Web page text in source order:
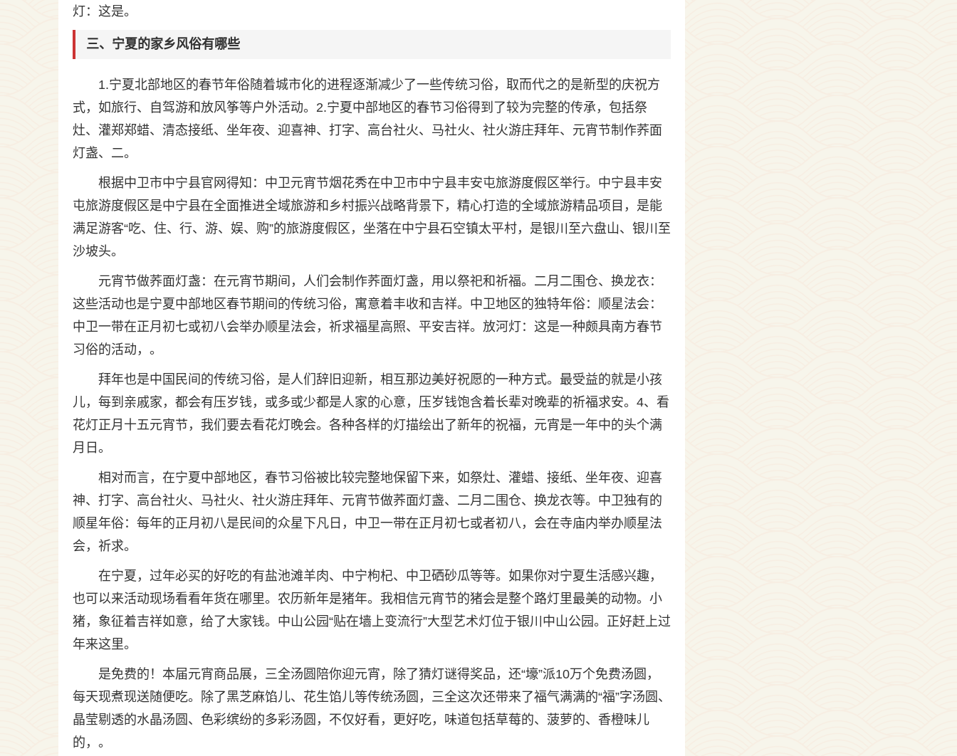
灯：这是。
三、宁夏的家乡风俗有哪些
1.宁夏北部地区的春节年俗随着城市化的进程逐渐减少了一些传统习俗，取而代之的是新型的庆祝方
式，如旅行、自驾游和放风筝等户外活动。2.宁夏中部地区的春节习俗得到了较为完整的传承，包括祭
灶、灌郑郑蜡、清态接纸、坐年夜、迎喜神、打字、高台社火、马社火、社火游庄拜年、元宵节制作荞面
灯盏、二。
根据中卫市中宁县官网得知：中卫元宵节烟花秀在中卫市中宁县丰安屯旅游度假区举行。中宁县丰安
屯旅游度假区是中宁县在全面推进全域旅游和乡村振兴战略背景下，精心打造的全域旅游精品项目，是能
满足游客“吃、住、行、游、娱、购”的旅游度假区，坐落在中宁县石空镇太平村，是银川至六盘山、银川至
沙坡头。
元宵节做荞面灯盏：在元宵节期间，人们会制作荞面灯盏，用以祭祀和祈福。二月二围仓、换龙衣：
这些活动也是宁夏中部地区春节期间的传统习俗，寓意着丰收和吉祥。中卫地区的独特年俗：顺星法会：
中卫一带在正月初七或初八会举办顺星法会，祈求福星高照、平安吉祥。放河灯：这是一种颇具南方春节
习俗的活动，。
拜年也是中国民间的传统习俗，是人们辞旧迎新，相互那边美好祝愿的一种方式。最受益的就是小孩
儿，每到亲戚家，都会有压岁钱，或多或少都是人家的心意，压岁钱饱含着长辈对晚辈的祈福求安。4、看
花灯正月十五元宵节，我们要去看花灯晚会。各种各样的灯描绘出了新年的祝福，元宵是一年中的头个满
月日。
相对而言，在宁夏中部地区，春节习俗被比较完整地保留下来，如祭灶、灌蜡、接纸、坐年夜、迎喜
神、打字、高台社火、马社火、社火游庄拜年、元宵节做荞面灯盏、二月二围仓、换龙衣等。中卫独有的
顺星年俗：每年的正月初八是民间的众星下凡日，中卫一带在正月初七或者初八，会在寺庙内举办顺星法
会，祈求。
在宁夏，过年必买的好吃的有盐池滩羊肉、中宁枸杞、中卫硒砂瓜等等。如果你对宁夏生活感兴趣，
也可以来活动现场看看年货在哪里。农历新年是猪年。我相信元宵节的猪会是整个路灯里最美的动物。小
猪，象征着吉祥如意，给了大家钱。中山公园“贴在墙上变流行”大型艺术灯位于银川中山公园。正好赶上过
年来这里。
是免费的！本届元宵商品展，三全汤圆陪你迎元宵，除了猜灯谜得奖品，还“壕”派10万个免费汤圆，
每天现煮现送随便吃。除了黑芝麻馅儿、花生馅儿等传统汤圆，三全这次还带来了福气满满的“福”字汤圆、
晶莹剔透的水晶汤圆、色彩缤纷的多彩汤圆，不仅好看，更好吃，味道包括草莓的、菠萝的、香橙味儿
的，。